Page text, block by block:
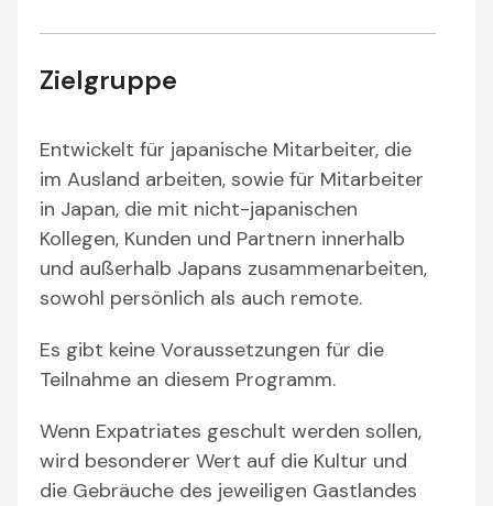
Zielgruppe
Entwickelt für japanische Mitarbeiter, die
im Ausland arbeiten, sowie für Mitarbeiter
in Japan, die mit nicht-japanischen
Kollegen, Kunden und Partnern innerhalb
und außerhalb Japans zusammenarbeiten,
sowohl persönlich als auch remote.
Es gibt keine Voraussetzungen für die
Teilnahme an diesem Programm.
Wenn Expatriates geschult werden sollen,
wird besonderer Wert auf die Kultur und
die Gebräuche des jeweiligen Gastlandes